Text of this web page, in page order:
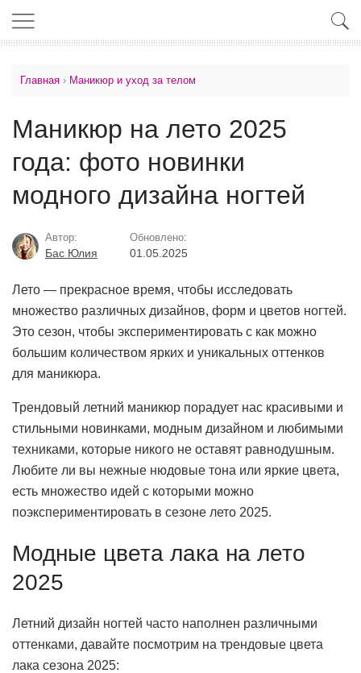
Главная › Маникюр и уход за телом
Маникюр на лето 2025
года: фото новинки
модного дизайна ногтей
Автор:
Бас Юлия
Обновлено:
01.05.2025
Лето — прекрасное время, чтобы исследовать
множество различных дизайнов, форм и цветов ногтей.
Это сезон, чтобы экспериментировать с как можно
большим количеством ярких и уникальных оттенков
для маникюра.
Трендовый летний маникюр порадует нас красивыми и
стильными новинками, модным дизайном и любимыми
техниками, которые никого не оставят равнодушным.
Любите ли вы нежные нюдовые тона или яркие цвета,
есть множество идей с которыми можно
поэкспериментировать в сезоне лето 2025.
Модные цвета лака на лето
2025
Летний дизайн ногтей часто наполнен различными
оттенками, давайте посмотрим на трендовые цвета
лака сезона 2025: